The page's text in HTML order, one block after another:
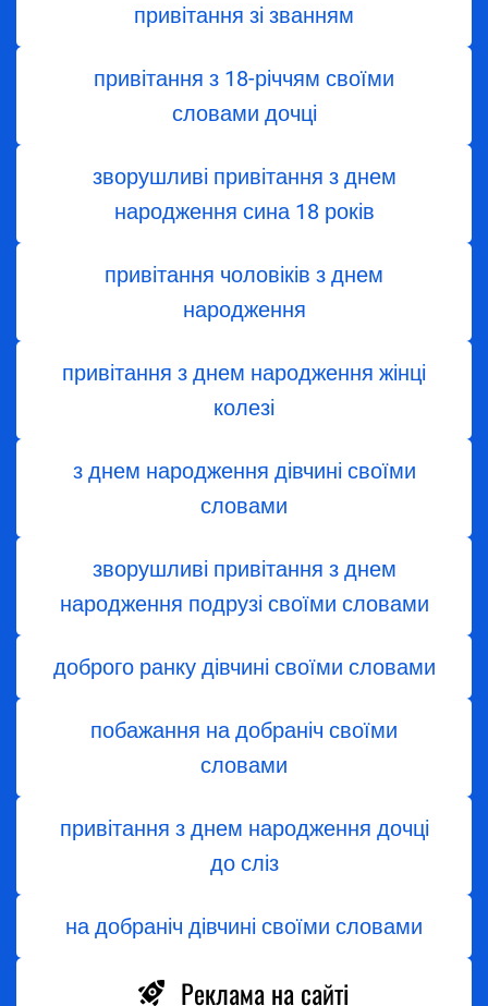
привітання зі званням
привітання з 18-річчям своїми
словами дочці
зворушливі привітання з днем
народження сина 18 років
привітання чоловіків з днем
народження
привітання з днем народження жінці
колезі
з днем ​​народження дівчині своїми
словами
зворушливі привітання з днем
народження подрузі своїми словами
доброго ранку дівчині своїми словами
побажання на добраніч своїми
словами
привітання з днем народження дочці
до сліз
на добраніч дівчині своїми словами
Реклама на сайті